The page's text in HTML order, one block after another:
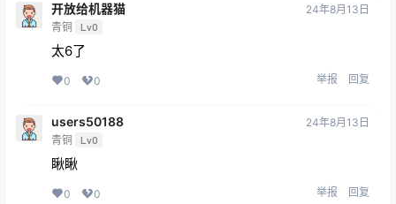
开放给机器猫
青铜 Lv0
24年8月13日
太6了
0 0 举报 回复
users50188
青铜 Lv0
24年8月13日
瞅瞅
0 0 举报 回复